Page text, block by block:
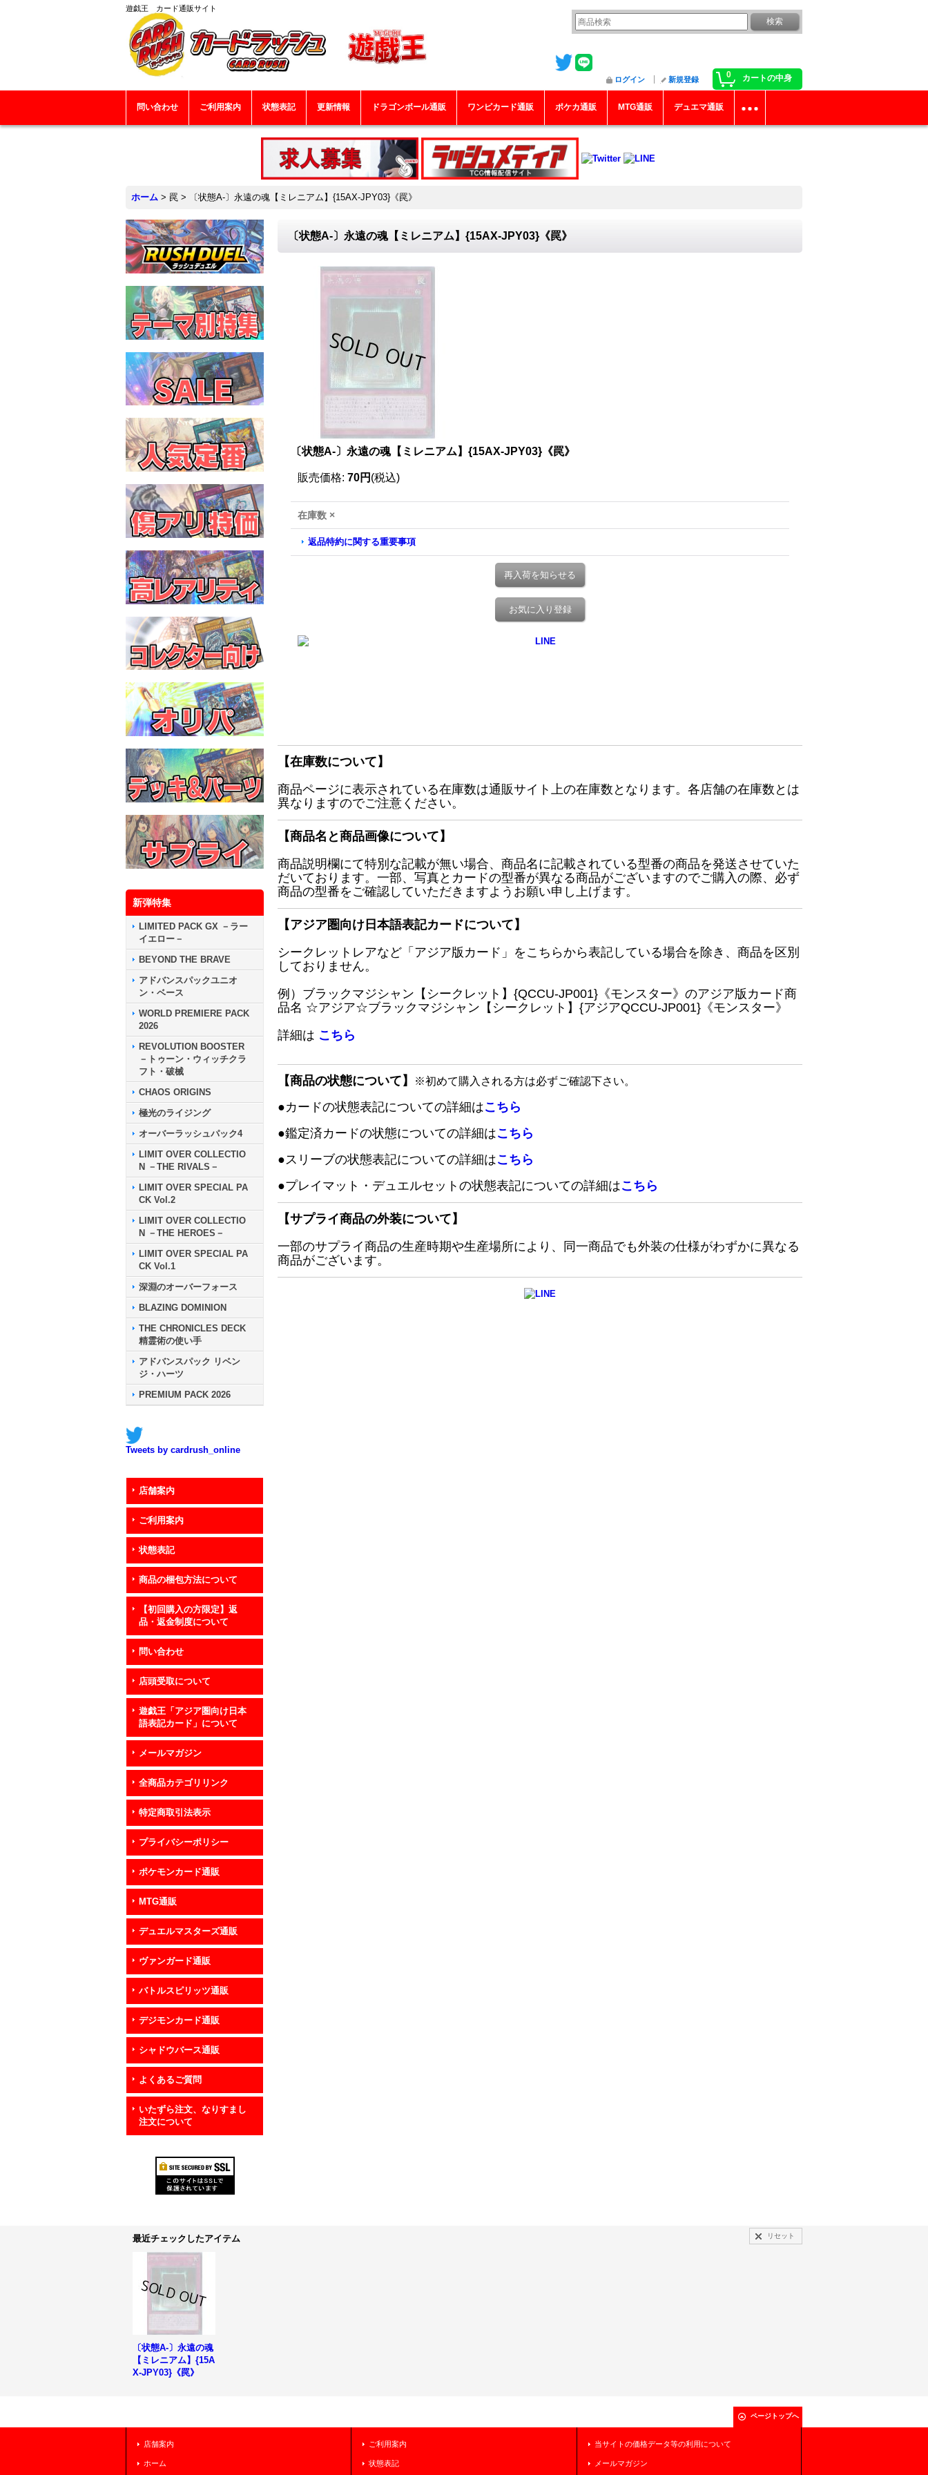
遊戯王 カード通販サイト
0 カートの中身
ログイン 新規登録
問い合わせ ご利用案内 状態表記 更新情報 ドラゴンボール通販 ワンピカード通販 ポケカ通販 MTG通販 デュエマ通販
ホーム > 罠 > 〔状態A-〕永遠の魂【ミレニアム】{15AX-JPY03}《罠》
新弾特集
LIMITED PACK GX －ラー
イエロー－
BEYOND THE BRAVE
アドバンスパックユニオ
ン・ベース
WORLD PREMIERE PACK
2026
REVOLUTION BOOSTER
－トゥーン・ウィッチクラ
フト・破械
CHAOS ORIGINS
極光のライジング
オーバーラッシュパック4
LIMIT OVER COLLECTIO
N －THE RIVALS－
LIMIT OVER SPECIAL PA
CK Vol.2
LIMIT OVER COLLECTIO
N －THE HEROES－
LIMIT OVER SPECIAL PA
CK Vol.1
深淵のオーバーフォース
BLAZING DOMINION
THE CHRONICLES DECK
精霊術の使い手
アドバンスパック リベン
ジ・ハーツ
PREMIUM PACK 2026
Tweets by cardrush_online
店舗案内
ご利用案内
状態表記
商品の梱包方法について
【初回購入の方限定】返
品・返金制度について
問い合わせ
店頭受取について
遊戯王「アジア圏向け日本
語表記カード」について
メールマガジン
全商品カテゴリリンク
特定商取引法表示
プライバシーポリシー
ポケモンカード通販
MTG通販
デュエルマスターズ通販
ヴァンガード通販
バトルスピリッツ通販
デジモンカード通販
シャドウバース通販
よくあるご質問
いたずら注文、なりすまし
注文について
〔状態A-〕永遠の魂【ミレニアム】{15AX-JPY03}《罠》
〔状態A-〕永遠の魂【ミレニアム】{15AX-JPY03}《罠》
販売価格: 70円 (税込)
在庫数 ×
返品特約に関する重要事項
再入荷を知らせる
お気に入り登録
【在庫数について】
商品ページに表示されている在庫数は通販サイト上の在庫数となります。各店舗の在庫数とは
異なりますのでご注意ください。
【商品名と商品画像について】
商品説明欄にて特別な記載が無い場合、商品名に記載されている型番の商品を発送させていた
だいております。一部、写真とカードの型番が異なる商品がございますのでご購入の際、必ず
商品の型番をご確認していただきますようお願い申し上げます。
【アジア圏向け日本語表記カードについて】
シークレットレアなど「アジア版カード」をこちらから表記している場合を除き、商品を区別
しておりません。
例）ブラックマジシャン【シークレット】{QCCU-JP001}《モンスター》のアジア版カード商
品名 ☆アジア☆ブラックマジシャン【シークレット】{アジアQCCU-JP001}《モンスター》
詳細は こちら
【商品の状態について】 ※初めて購入される方は必ずご確認下さい。
●カードの状態表記についての詳細はこちら
●鑑定済カードの状態についての詳細はこちら
●スリーブの状態表記についての詳細はこちら
●プレイマット・デュエルセットの状態表記についての詳細はこちら
【サプライ商品の外装について】
一部のサプライ商品の生産時期や生産場所により、同一商品でも外装の仕様がわずかに異なる
商品がございます。
最近チェックしたアイテム リセット
〔状態A-〕永遠の魂
【ミレニアム】{15A
X-JPY03}《罠》
ページトップへ
店舗案内
ホーム
ご利用案内
状態表記
当サイトの価格データ等の利用について
メールマガジン